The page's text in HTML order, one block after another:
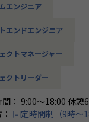
くゆくは新規プロジ
アップを目指す上流
ご応募ください。
手SIer案件が豊富
ンジニア本人が案件
模が中心
義やPL・PMなどス
エンジニア
エンドエンジニア
クトマネージャー
クトリーダー
間： 9:00～18:00 休憩
固定時間制（9時～